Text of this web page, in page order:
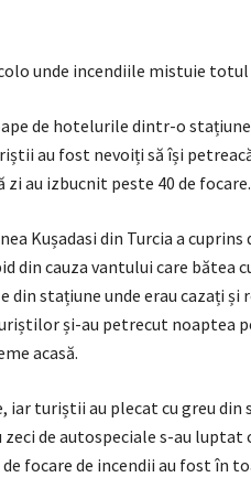
unde incendiile mistuie totul
de hotelurile dintr-o
au fost nevoiți să își
au izbucnit peste 40 de focare.
Kușadasi din Turcia a
din cauza vantului care bătea
stațiune unde erau cazați și
și-au petrecut noaptea
acasă.
iar turiștii au plecat cu greu din
de autospeciale s-au luptat
focare de incendii au fost în